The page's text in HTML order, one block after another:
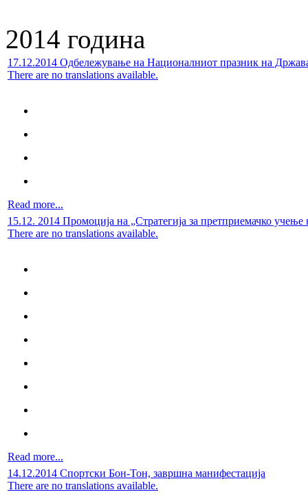
2014 година
17.12.2014 Одбележување на Националниот празник на
There are no translations available.
Read more...
15.12. 2014 Промоција на „Стратегија за претприемачко учење
There are no translations available.
Read more...
14.12.2014 Спортски Бон-Тон, завршна манифестација
There are no translations available.